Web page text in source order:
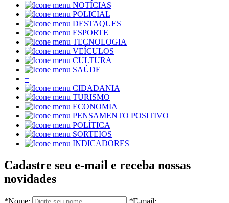
NOTÍCIAS
POLICIAL
DESTAQUES
ESPORTE
TECNOLOGIA
VEÍCULOS
CULTURA
SAÚDE
+
CIDADANIA
TURISMO
ECONOMIA
PENSAMENTO POSITIVO
POLÍTICA
SORTEIOS
INDICADORES
Cadastre seu e-mail e receba nossas
novidades